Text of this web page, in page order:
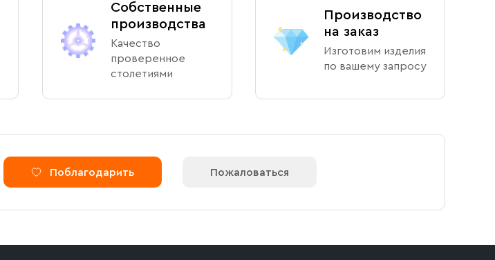
Собственные
производства
Качество
проверенное
столетиями
Производство
на заказ
Изготовим изделия
по вашему запросу
Поблагодарить Пожаловаться